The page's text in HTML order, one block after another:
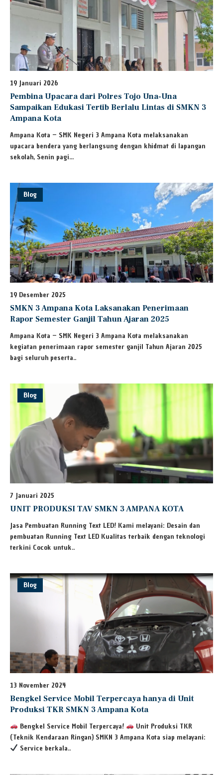
19 Januari 2026
Pembina Upacara dari Polres Tojo Una-Una
Sampaikan Edukasi Tertib Berlalu Lintas di SMKN 3
Ampana Kota
Ampana Kota – SMK Negeri 3 Ampana Kota melaksanakan
upacara bendera yang berlangsung dengan khidmat di lapangan
sekolah, Senin pagi...
Blog
19 Desember 2025
SMKN 3 Ampana Kota Laksanakan Penerimaan
Rapor Semester Ganjil Tahun Ajaran 2025
Ampana Kota – SMK Negeri 3 Ampana Kota melaksanakan
kegiatan penerimaan rapor semester ganjil Tahun Ajaran 2025
bagi seluruh peserta..
Blog
7 Januari 2025
UNIT PRODUKSI TAV SMKN 3 AMPANA KOTA
Jasa Pembuatan Running Text LED! Kami melayani: Desain dan
pembuatan Running Text LED Kualitas terbaik dengan teknologi
terkini Cocok untuk..
Blog
13 November 2024
Bengkel Service Mobil Terpercaya hanya di Unit
Produksi TKR SMKN 3 Ampana Kota
Bengkel Service Mobil Terpercaya!
Unit Produksi TKR
(Teknik Kendaraan Ringan) SMKN 3 Ampana Kota siap melayani:
Service berkala..